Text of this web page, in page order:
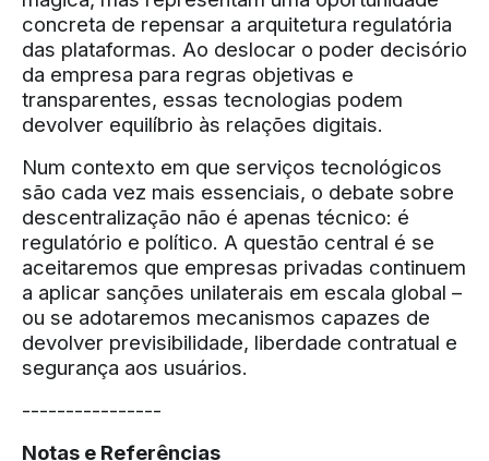
concreta de repensar a arquitetura regulatória
das plataformas. Ao deslocar o poder decisório
da empresa para regras objetivas e
transparentes, essas tecnologias podem
devolver equilíbrio às relações digitais.
Num contexto em que serviços tecnológicos
são cada vez mais essenciais, o debate sobre
descentralização não é apenas técnico: é
regulatório e político. A questão central é se
aceitaremos que empresas privadas continuem
a aplicar sanções unilaterais em escala global –
ou se adotaremos mecanismos capazes de
devolver previsibilidade, liberdade contratual e
segurança aos usuários.
----------------
Notas e Referências